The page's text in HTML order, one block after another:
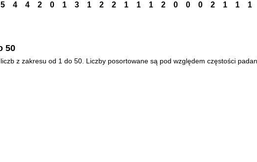
5 4 4 2 0 1 3 1 2 2 1 1 1 2 0 0 0 2 1 1 1
50
z zakresu od 1 do 50. Liczby posortowane są pod względem częstości